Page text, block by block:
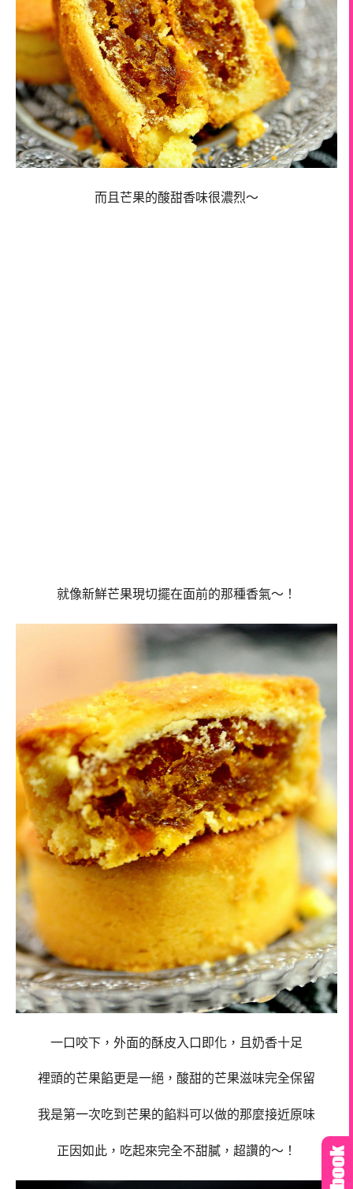
而且芒果的酸甜香味很濃烈～
就像新鮮芒果現切擺在面前的那種香氣～！
一口咬下，外面的酥皮入口即化，且奶香十足
裡頭的芒果餡更是一絕，酸甜的芒果滋味完全保留
我是第一次吃到芒果的餡料可以做的那麼接近原味
正因如此，吃起來完全不甜膩，超讚的～！